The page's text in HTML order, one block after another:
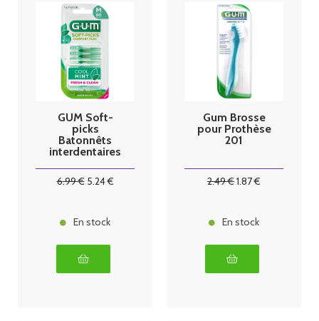
GUM Soft-
picks
Batonnêts
interdentaires
6.99€ 5.24€
En stock
Gum Brosse
pour Prothèse
201
2.49€1.87€
En stock